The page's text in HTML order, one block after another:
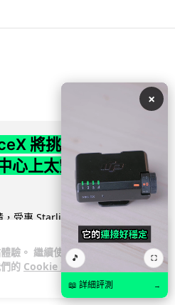
驗。 繼續使用
的 Cookie 政
將挑戰萬億年收
心上太空 Starlink 覆
受惠 Starlink 與 AI 業務帶動，
億美元。行政總裁 Elon... 閱讀
×
🎵 ⛶
📖 詳細評測 →